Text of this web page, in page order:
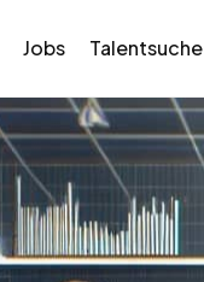
Jobs Talentsuche